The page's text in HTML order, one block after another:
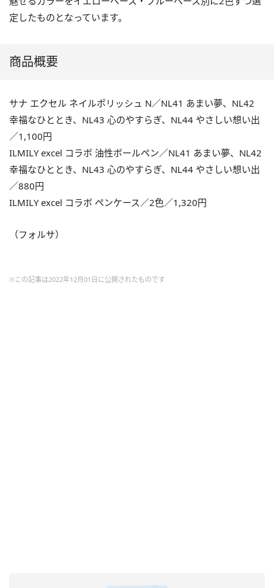
定したものとなっています。
商品概要
サナ エクセル ネイルポリッシュ N／NL41 あまい夢、NL42
幸福なひととき、NL43 心のやすらぎ、NL44 やさしい想い出
／1,100円
ILMILY excel コラボ 油性ボールペン／NL41 あまい夢、NL42
幸福なひととき、NL43 心のやすらぎ、NL44 やさしい想い出
／880円
ILMILY excel コラボ ペンケース／2色／1,320円
（フォルサ）
※この記事は2022年12月01日に公開されたものです